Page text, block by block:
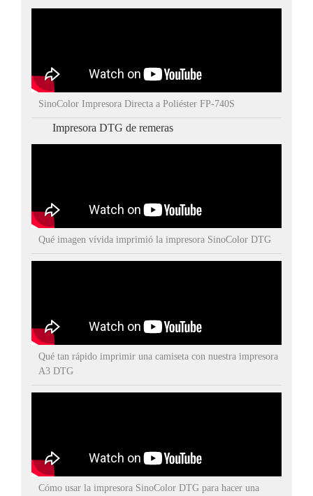
SinoColor Impresora Directa a Poliéster FP-740S
Impresora DTG de remeras
Qué imagen vívida imprimió la impresora SinoColor DTG
Qué tan rápido imprimir una camiseta con nuestra impresora
A3 DTG
Cómo usar la impresora SinoColor DTG para hacer una